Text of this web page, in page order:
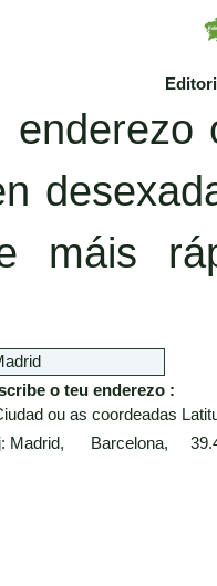
máis
o teu enderezo :
ou as coordeadas
Madrid, Barcelona,